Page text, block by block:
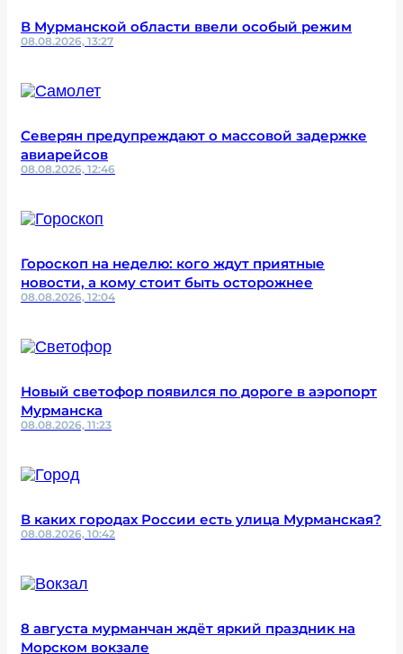
В Мурманской области ввели особый режим
08.08.2026, 13:27
Северян предупреждают о массовой задержке
авиарейсов
08.08.2026, 12:46
Гороскоп на неделю: кого ждут приятные
новости, а кому стоит быть осторожнее
08.08.2026, 12:04
Новый светофор появился по дороге в аэропорт
Мурманска
08.08.2026, 11:23
В каких городах России есть улица Мурманская?
08.08.2026, 10:42
8 августа мурманчан ждёт яркий праздник на
Морском вокзале